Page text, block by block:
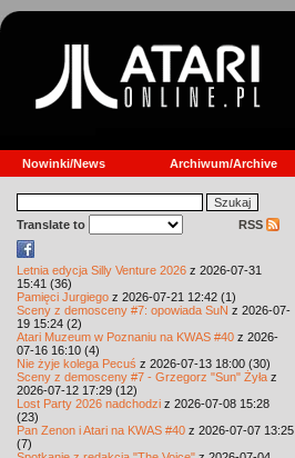
Nowinki/News Archiwum/Archive
Translate to RSS
Letnia edycja Silly Venture 2026 z 2026-07-31
15:41 (36)
Pamięci Jurgiego z 2026-07-21 12:42 (1)
Sceny z demosceny #7: opowiada SuN z 2026-07-
19 15:24 (2)
Atari Muzeum w Poznaniu na KWAS #40 z 2026-
07-16 16:10 (4)
Nie żyje kolega Pecuś z 2026-07-13 18:00 (30)
Sceny z demosceny #7 - Grzegorz "Sun" Żyła z
2026-07-12 17:29 (12)
Lost Party 2026 nadchodzi z 2026-07-08 15:28
(23)
Pan Zenon i Atari na KWAS #40 z 2026-07-07 13:25
(7)